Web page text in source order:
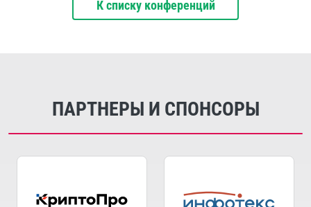
К списку конференций
ПАРТНЕРЫ И СПОНСОРЫ